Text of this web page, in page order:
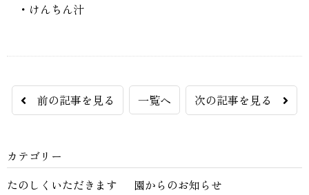
・けんちん汁
前の記事を見る 一覧へ 次の記事を見る
カテゴリー
たのしくいただきます
園からのお知らせ